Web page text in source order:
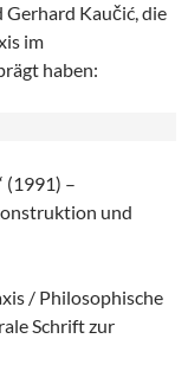
Kaučić, die
im
haben:
(1991) –
und
/ Philosophische
Schrift zur